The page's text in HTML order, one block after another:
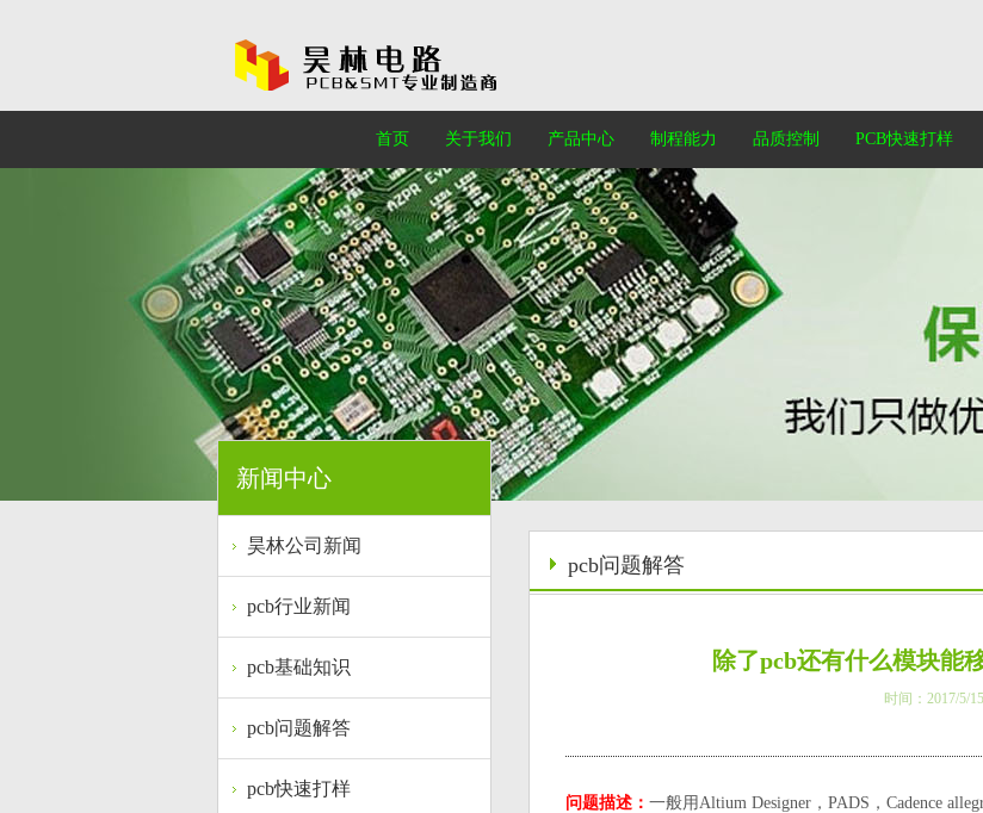
首页 关于我们 产品中心 制程能力 品质控制 PCB快速打样
新闻中心
昊林公司新闻
pcb行业新闻
pcb基础知识
pcb问题解答
pcb快速打样
pcb问题解答
除了pcb还有什么模块能
时间：2017/5/
问题描述： 一般用Altium Designer，PADS，Cadence